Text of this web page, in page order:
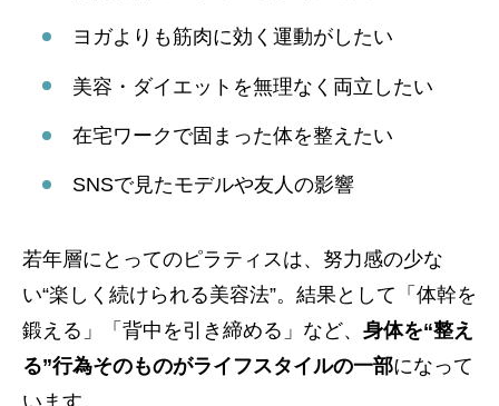
ヨガよりも筋肉に効く運動がしたい
美容・ダイエットを無理なく両立したい
在宅ワークで固まった体を整えたい
SNSで見たモデルや友人の影響
若年層にとってのピラティスは、努力感の少な
い“楽しく続けられる美容法”。結果として「体幹を
鍛える」「背中を引き締める」など、 身体を“整え
る”行為そのものがライフスタイルの一部になって